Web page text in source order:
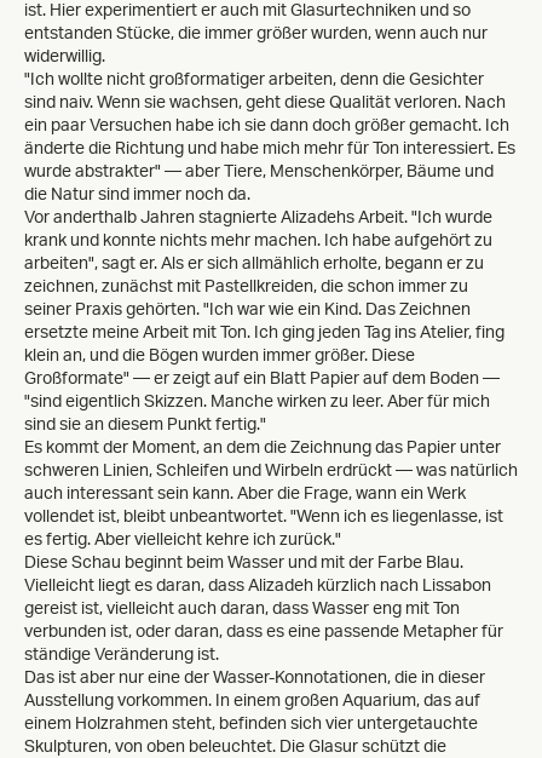
ist. Hier experimentiert er auch mit Glasurtechniken und so
entstanden Stücke, die immer größer wurden, wenn auch nur
widerwillig.
"Ich wollte nicht großformatiger arbeiten, denn die Gesichter
sind naiv. Wenn sie wachsen, geht diese Qualität verloren. Nach
ein paar Versuchen habe ich sie dann doch größer gemacht. Ich
änderte die Richtung und habe mich mehr für Ton interessiert. Es
wurde abstrakter" — aber Tiere, Menschenkörper, Bäume und
die Natur sind immer noch da.
Vor anderthalb Jahren stagnierte Alizadehs Arbeit. "Ich wurde
krank und konnte nichts mehr machen. Ich habe aufgehört zu
arbeiten", sagt er. Als er sich allmählich erholte, begann er zu
zeichnen, zunächst mit Pastellkreiden, die schon immer zu
seiner Praxis gehörten. "Ich war wie ein Kind. Das Zeichnen
ersetzte meine Arbeit mit Ton. Ich ging jeden Tag ins Atelier, fing
klein an, und die Bögen wurden immer größer. Diese
Großformate" — er zeigt auf ein Blatt Papier auf dem Boden —
"sind eigentlich Skizzen. Manche wirken zu leer. Aber für mich
sind sie an diesem Punkt fertig."
Es kommt der Moment, an dem die Zeichnung das Papier unter
schweren Linien, Schleifen und Wirbeln erdrückt — was natürlich
auch interessant sein kann. Aber die Frage, wann ein Werk
vollendet ist, bleibt unbeantwortet. "Wenn ich es liegenlasse, ist
es fertig. Aber vielleicht kehre ich zurück."
Diese Schau beginnt beim Wasser und mit der Farbe Blau.
Vielleicht liegt es daran, dass Alizadeh kürzlich nach Lissabon
gereist ist, vielleicht auch daran, dass Wasser eng mit Ton
verbunden ist, oder daran, dass es eine passende Metapher für
ständige Veränderung ist.
Das ist aber nur eine der Wasser-Konnotationen, die in dieser
Ausstellung vorkommen. In einem großen Aquarium, das auf
einem Holzrahmen steht, befinden sich vier untergetauchte
Skulpturen, von oben beleuchtet. Die Glasur schützt die